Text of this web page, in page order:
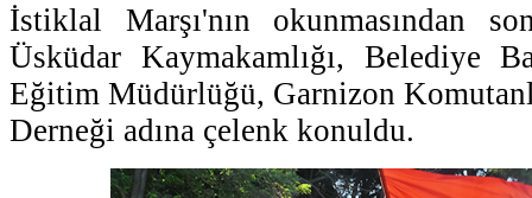
İstiklal Marşı'nın okunmasından
Üsküdar Kaymakamlığı, Belediye
Eğitim Müdürlüğü, Garnizon
Derneği adına çelenk konuldu.